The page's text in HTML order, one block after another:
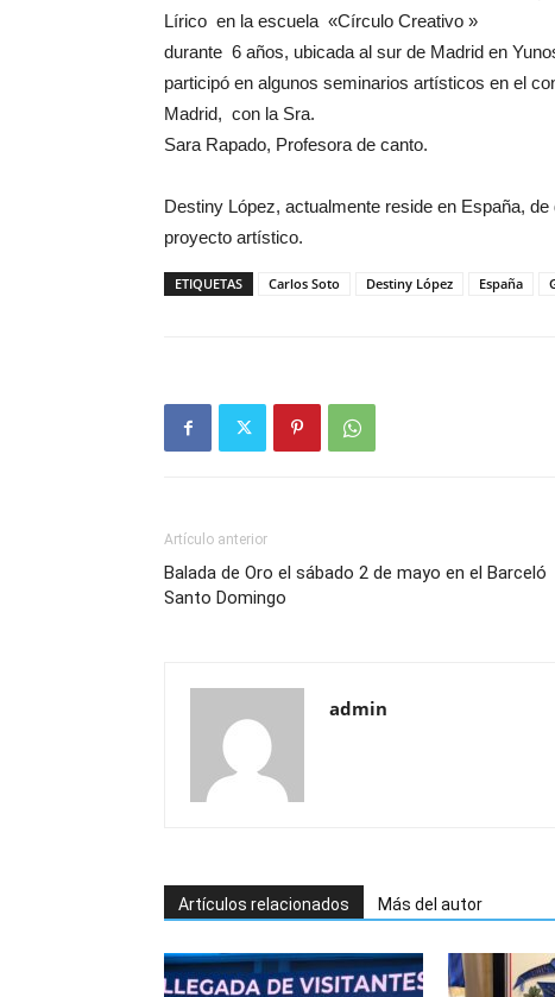
Lírico en la escuela «Círculo Creativo »
durante 6 años, ubicada al sur de Madrid en
participó en algunos seminarios artísticos en el
Madrid, con la Sra.
Sara Rapado, Profesora de canto.
Destiny López, actualmente reside en España,
proyecto artístico.
ETIQUETAS Carlos Soto Destiny López España
Artículo anterior
Balada de Oro el sábado 2 de mayo en el Barceló
Santo Domingo
admin
Artículos relacionados Más del autor